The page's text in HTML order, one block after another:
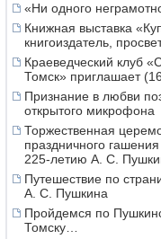
«Ни одного
Книжная выставка
книгоиздатель,
Краеведческий клуб
Томск» приглашает
Признание в любви
открытого микрофона
Торжественная
праздничного
225-летию А. С.
Путешествие по
А. С. Пушкина
Пройдемся по
Томску…